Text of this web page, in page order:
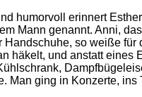
humorvoll erinnert
Mann genannt. Anni,
Handschuhe, so weiße
häkelt, und anstatt eines
Man ging in Konzerte, ins